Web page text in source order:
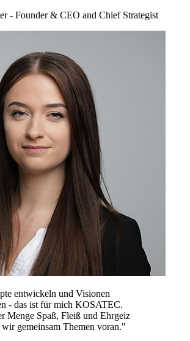
- Founder & CEO and Chief Strategist
entwickeln und Visionen
- das ist für mich KOSATEC.
Menge Spaß, Fleiß und Ehrgeiz
gemeinsam Themen voran."